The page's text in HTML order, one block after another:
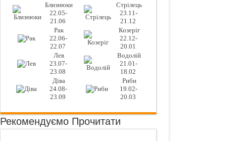
Близнюки
22.05-
21.06
Стрілець
23.11-
21.12
Рак
22.06-
22.07
Козеріг
22.12-
20.01
Лев
23.07-
23.08
Водолій
21.01-
18.02
Діва
24.08-
23.09
Риби
19.02-
20.03
Рекомендуємо Прочитати